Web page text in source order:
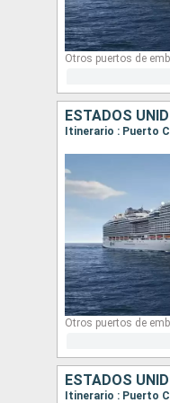
Otros puertos de
ESTADOS
Otros puertos de
ESTADOS